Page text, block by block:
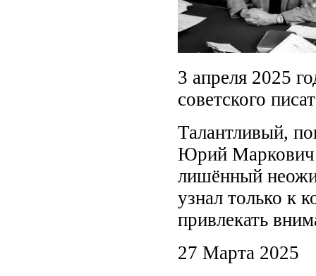
3 апреля 2025
советского
Талантливый,
Юрий Маркович
лишённый
узнал только к
привлекать
27 Марта 2025